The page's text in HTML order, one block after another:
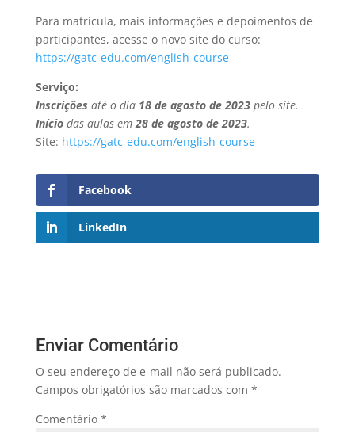
Para matrícula, mais informações e depoimentos de
participantes, acesse o novo site do curso:
https://gatc-edu.com/english-course
Serviço:
Inscrições até o dia 18 de agosto de 2023pelo site.
Iníciodas aulas em 28 de agosto de 2023.
Site: https://gatc-edu.com/english-course
Facebook
LinkedIn
Enviar Comentário
O seu endereço de e-mail não será publicado.
Campos obrigatórios são marcados com *
Comentário *